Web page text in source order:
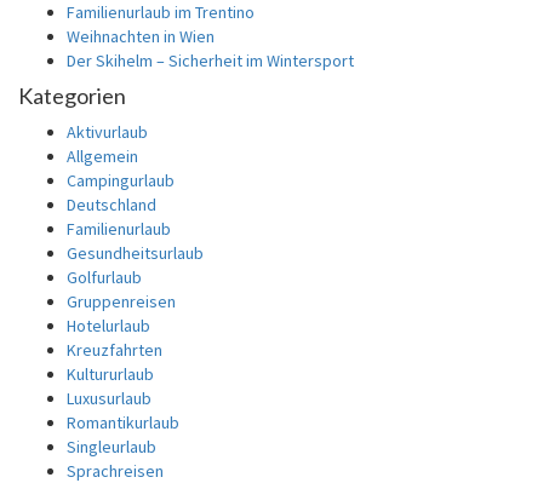
Familienurlaub im Trentino
Weihnachten in Wien
Der Skihelm – Sicherheit im Wintersport
Kategorien
Aktivurlaub
Allgemein
Campingurlaub
Deutschland
Familienurlaub
Gesundheitsurlaub
Golfurlaub
Gruppenreisen
Hotelurlaub
Kreuzfahrten
Kultururlaub
Luxusurlaub
Romantikurlaub
Singleurlaub
Sprachreisen